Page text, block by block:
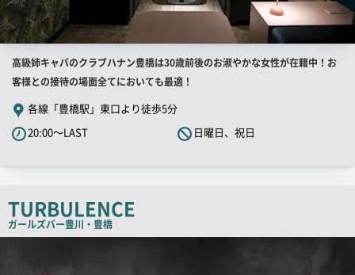
店
舗
PR
キ
ャ
ピ
ー
高級姉キャバのクラブハナン豊橋は30歳前後のお淑やかな女性が在籍中！お
客様との接待の場面全てにおいても最適！
各線「豊橋駅」東口より徒歩5分
20:00～LAST
日曜日、祝日
TURBULENCE
ガールズバー豊川・豊橋
店